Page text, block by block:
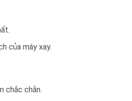
của máy xay.
chắc chắn.